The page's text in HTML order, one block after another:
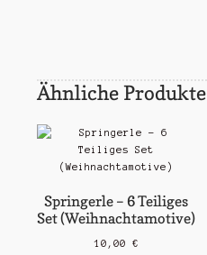
Ähnliche Produkte
Springerle – 6 Teiliges
Set (Weihnachtamotive)
10,00 €